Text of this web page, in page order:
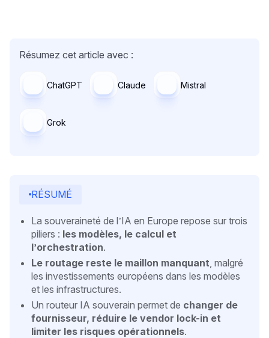
Résumez cet article avec :
ChatGPT Claude Mistral
Grok
RÉSUMÉ
La souveraineté de l’IA en Europe repose sur trois
piliers : les modèles, le calcul et
l’orchestration.
Le routage reste le maillon manquant , malgré
les investissements européens dans les modèles
et les infrastructures.
Un routeur IA souverain permet de changer de
fournisseur, réduire le vendor lock-in et
limiter les risques opérationnels.